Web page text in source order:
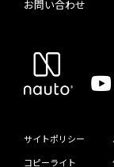
お問い合わせ
サイトポリシー
コピーライト